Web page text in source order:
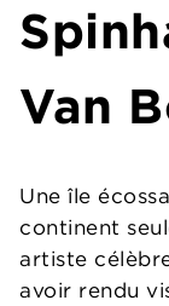
Van
Une île
continent
artiste
avoir rendu